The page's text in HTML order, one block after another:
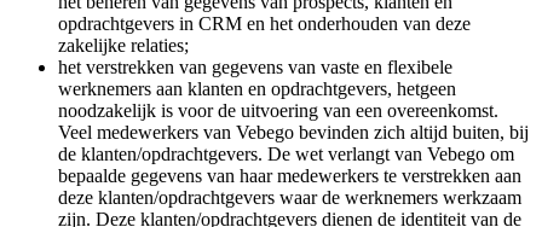
opdrachtgevers in CRM en het onderhouden van deze
zakelijke relaties;
het verstrekken van gegevens van vaste en flexibele
werknemers aan klanten en opdrachtgevers, hetgeen
noodzakelijk is voor de uitvoering van een overeenkomst.
Veel medewerkers van Vebego bevinden zich altijd buiten, bij
de klanten/opdrachtgevers. De wet verlangt van Vebego om
bepaalde gegevens van haar medewerkers te verstrekken aan
deze klanten/opdrachtgevers waar de werknemers werkzaam
zijn. Deze klanten/opdrachtgevers dienen de identiteit van de